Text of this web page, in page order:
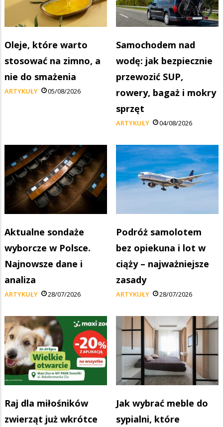
Oleje, które warto
stosować na zimno, a
nie do smażenia
ARTYKUŁY 05/08/2026
Samochodem nad
wodę: jak bezpiecznie
przewozić SUP,
rowery, bagaż i mokry
sprzęt
ARTYKUŁY 04/08/2026
Aktualne sondaże
wyborcze w Polsce.
Najnowsze dane i
analiza
ARTYKUŁY 28/07/2026
Podróż samolotem
bez opiekuna i lot w
ciąży – najważniejsze
zasady
ARTYKUŁY 28/07/2026
Raj dla miłośników
zwierząt już wkrótce
Jak wybrać meble do
sypialni, które